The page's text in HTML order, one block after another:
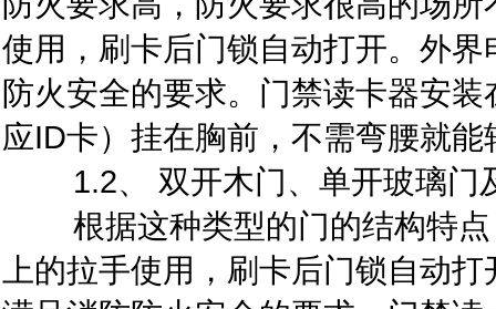
使用，刷卡后门锁自动打开。外
防火安全的要求。门禁读卡器安
应ID卡）挂在胸前，不需弯腰就能
1.2、 双开木门、单开玻璃门
根据这种类型的门的结构特点
上的拉手使用，刷卡后门锁自动